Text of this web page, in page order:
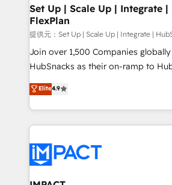
marketing, advertising, campaigns,
design We connect people, data and technology to
improve customer experiences.
people, exciting ideas and can-do
ensure revenue growth on a daily basis. So
team of 100+ experts is ready for you! Driving
growth | www.brightdigital.com
Set Up | Scale Up | Integrate |
FlexPlan
提供元：Set Up | Scale Up | Integrate |
Join over 1,500 Companies
HubSnacks as their on-ramp to
Simple pay-as-you-go plans that
1️⃣ Set Up | Onboarding New or
HubSpot portals 2️⃣ Scale Up | 100% HubSpot Task
Execution... Global 24/7 ... All Experts 3️⃣
Slash months from your API
Click "Contact Business" ⬅️ to
Integration templates that put
Elite4.9